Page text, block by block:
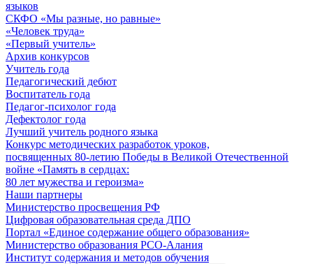
языков
СКФО «Мы разные, но равные»
«Человек труда»
«Первый учитель»
Архив конкурсов
Учитель года
Педагогический дебют
Воспитатель года
Педагог-психолог года
Дефектолог года
Лучший учитель родного языка
Конкурс методических разработок уроков,
посвященных 80-летию Победы в Великой Отечественной
войне «Память в сердцах:
80 лет мужества и героизма»
Наши партнеры
Министерство просвещения РФ
Цифровая образовательная среда ДПО
Портал «Единое содержание общего образования»
Министерство образования РСО-Алания
Институт содержания и методов обучения